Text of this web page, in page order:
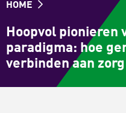
HOME
Hoopvol pionieren
paradigma: hoe
verbinden aan